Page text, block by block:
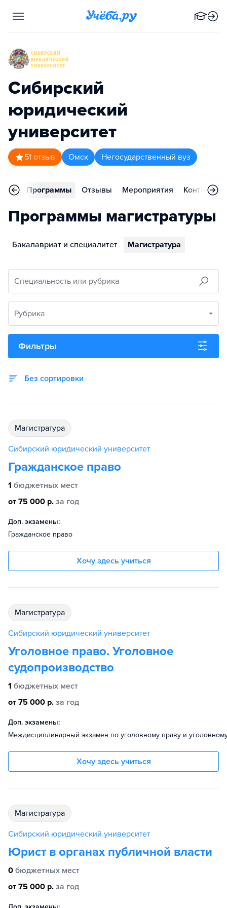
Сибирский
юридический
университет
51 отзыв Омск Негосударственный вуз
Программы Отзывы Мероприятия Контакты
Программы магистратуры
Бакалавриат и специалитет Магистратура
Специальность или рубрика
Рубрика
Фильтры
Без сортировки
магистратура
Сибирский юридический университет
Гражданское право
1 бюджетных мест
от 75 000 р. за год
Доп. экзамены:
Гражданское право
Хочу здесь учиться
магистратура
Сибирский юридический университет
Уголовное право. Уголовное
судопроизводство
1 бюджетных мест
от 75 000 р. за год
Доп. экзамены:
Междисциплинарный экзамен по уголовному праву и
Хочу здесь учиться
магистратура
Сибирский юридический университет
Юрист в органах публичной власти
0 бюджетных мест
от 75 000 р. за год